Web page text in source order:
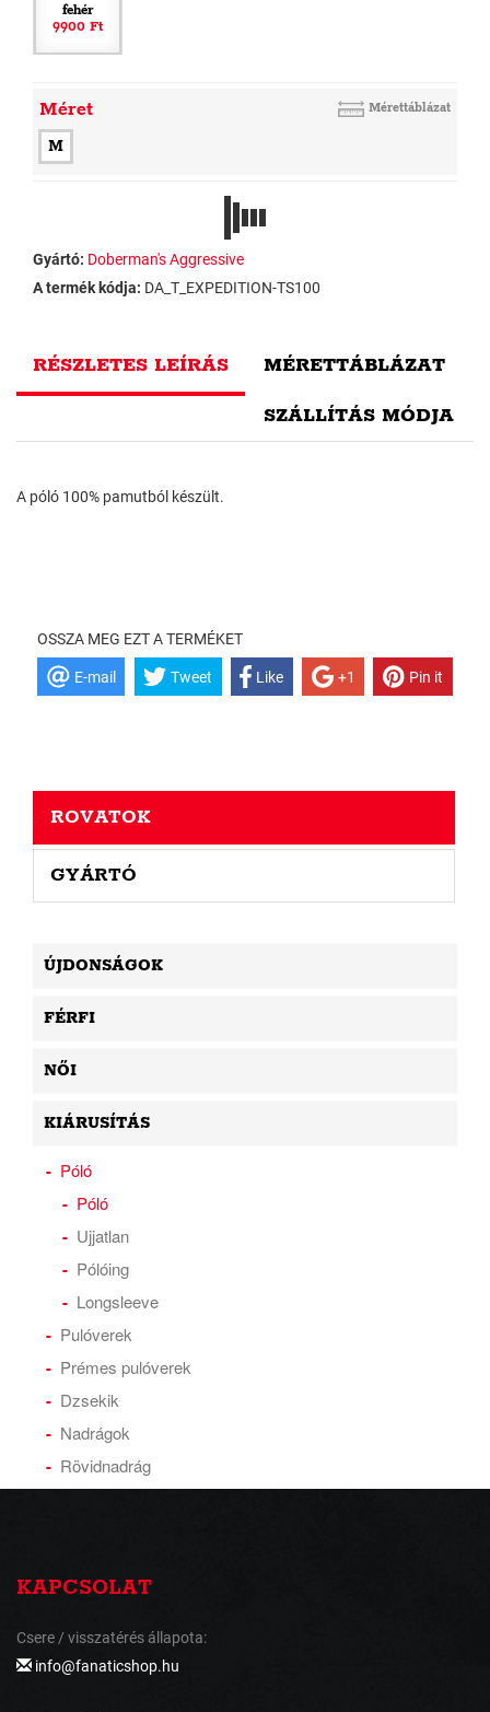
fehér
9900 Ft
Méret Mérettáblázat
M
Gyártó: Doberman's Aggressive
A termék kódja: DA_T_EXPEDITION-TS100
RÉSZLETES LEÍRÁS MÉRETTÁBLÁZAT
SZÁLLÍTÁS MÓDJA
A póló 100% pamutból készült.
OSSZA MEG EZT A TERMÉKET
E-mail Tweet Like +1 Pin it
ROVATOK
GYÁRTÓ
ÚJDONSÁGOK
FÉRFI
NŐI
KIÁRUSÍTÁS
Póló
Póló
Ujjatlan
Pólóing
Longsleeve
Pulóverek
Prémes pulóverek
Dzsekik
Nadrágok
Rövidnadrág
KAPCSOLAT
Csere / visszatérés állapota:
info@fanaticshop.hu